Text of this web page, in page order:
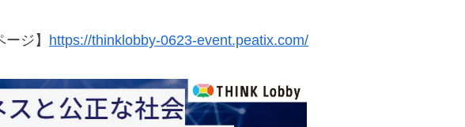
】 https://thinklobby-0623-event.peatix.com/